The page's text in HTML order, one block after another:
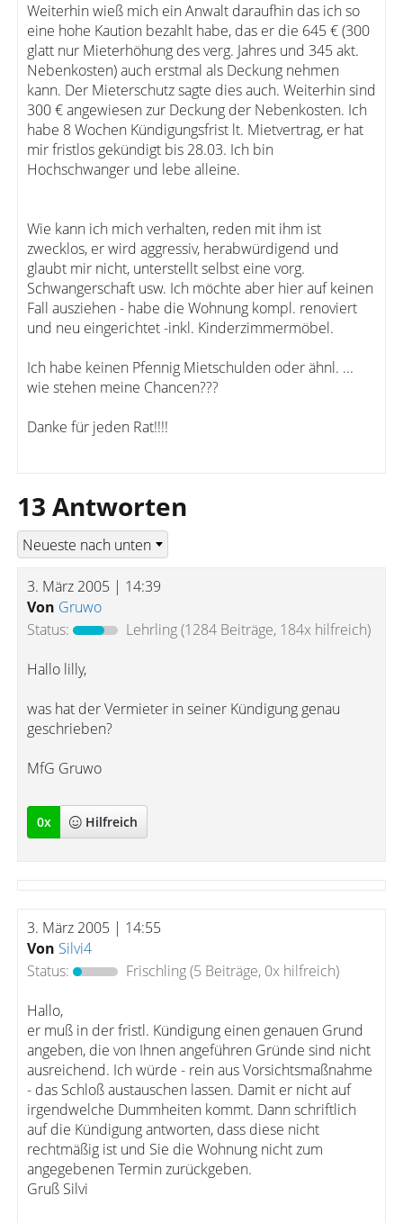
Weiterhin wieß mich ein Anwalt daraufhin das ich so
eine hohe Kaution bezahlt habe, das er die 645 € (300
glatt nur Mieterhöhung des verg. Jahres und 345 akt.
Nebenkosten) auch erstmal als Deckung nehmen
kann. Der Mieterschutz sagte dies auch. Weiterhin sind
300 € angewiesen zur Deckung der Nebenkosten. Ich
habe 8 Wochen Kündigungsfrist lt. Mietvertrag, er hat
mir fristlos gekündigt bis 28.03. Ich bin
Hochschwanger und lebe alleine.
Wie kann ich mich verhalten, reden mit ihm ist
zwecklos, er wird aggressiv, herabwürdigend und
glaubt mir nicht, unterstellt selbst eine vorg.
Schwangerschaft usw. Ich möchte aber hier auf keinen
Fall ausziehen - habe die Wohnung kompl. renoviert
und neu eingerichtet -inkl. Kinderzimmermöbel.
Ich habe keinen Pfennig Mietschulden oder ähnl. ...
wie stehen meine Chancen???
Danke für jeden Rat!!!!
13 Antworten
3. März 2005 | 14:39
Von Gruwo
Status:
Lehrling(1284 Beiträge, 184x hilfreich)
Hallo lilly,
was hat der Vermieter in seiner Kündigung genau
geschrieben?
MfG Gruwo
0x Hilfreich
3. März 2005 | 14:55
Von Silvi4
Status:
Frischling(5 Beiträge, 0x hilfreich)
Hallo,
er muß in der fristl. Kündigung einen genauen Grund
angeben, die von Ihnen angeführen Gründe sind nicht
ausreichend. Ich würde - rein aus Vorsichtsmaßnahme
- das Schloß austauschen lassen. Damit er nicht auf
irgendwelche Dummheiten kommt. Dann schriftlich
auf die Kündigung antworten, dass diese nicht
rechtmäßig ist und Sie die Wohnung nicht zum
angegebenen Termin zurückgeben.
Gruß Silvi